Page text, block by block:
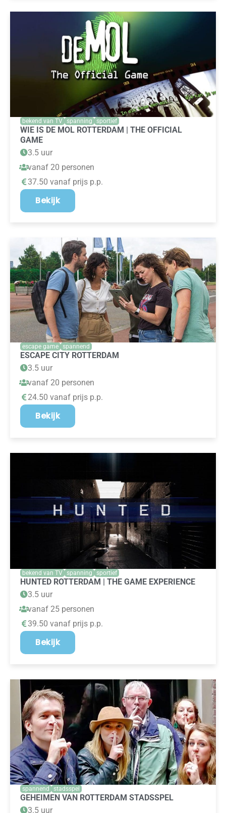
bekend van TV spanning sportief
WIE IS DE MOL ROTTERDAM | THE OFFICIAL
GAME
3.5 uur
vanaf 20 personen
37.50 vanaf prijs p.p.
Bekijk
escape game spannend
ESCAPE CITY ROTTERDAM
3.5 uur
vanaf 20 personen
24.50 vanaf prijs p.p.
Bekijk
bekend van TV spanning sportief
HUNTED ROTTERDAM | THE GAME EXPERIENCE
3.5 uur
vanaf 25 personen
39.50 vanaf prijs p.p.
Bekijk
spannend stadsspel
GEHEIMEN VAN ROTTERDAM STADSSPEL
3.5 uur